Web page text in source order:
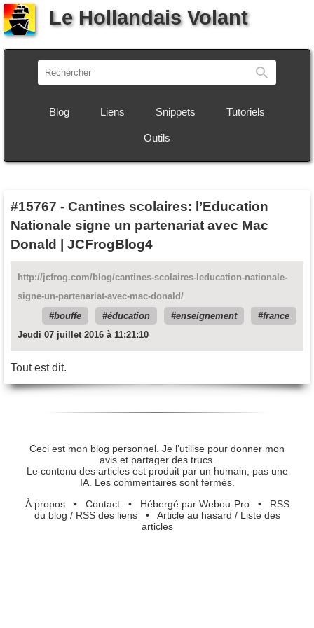
Le Hollandais Volant
Blog Liens Snippets Tutoriels
Outils
#15767 - Cantines scolaires: l’Education
Nationale signe un partenariat avec Mac
Donald | JCFrogBlog4
http://jcfrog.com/blog/cantines-scolaires-leducation-nationale-
signe-un-partenariat-avec-mac-donald/
bouffe
éducation enseignement
france
Jeudi 07 juillet 2016 à 11:21:10
Tout est dit.
Ceci est mon blog personnel. Je l’utilise pour donner mon
avis et partager des trucs.
Le contenu des articles est produit par un humain, pas une
IA. Les commentaires sont fermés.
À propos• Contact• Hébergé par Webou-Pro• RSS
du blog / RSS des liens• Article au hasard / Liste des
articles